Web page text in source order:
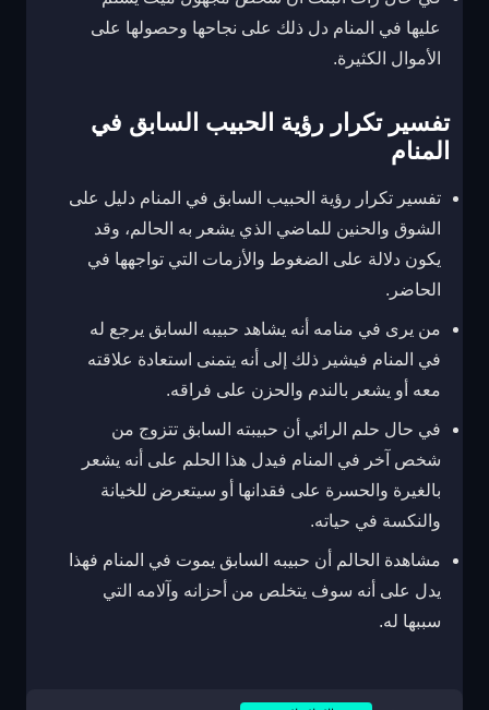
عليها في المنام دل ذلك على نجاحها وحصولها على
الأموال الكثيرة.
تفسير تكرار رؤية الحبيب السابق في
المنام
تفسير تكرار رؤية الحبيب السابق في المنام دليل على
الشوق والحنين للماضي الذي يشعر به الحالم، وقد
يكون دلالة على الضغوط والأزمات التي تواجهها في
الحاضر.
من يرى في منامه أنه يشاهد حبيبه السابق يرجع له
في المنام فيشير ذلك إلى أنه يتمنى استعادة علاقته
معه أو يشعر بالندم والحزن على فراقه.
في حال حلم الرائي أن حبيبته السابق تتزوج من
شخص آخر في المنام فيدل هذا الحلم على أنه يشعر
بالغيرة والحسرة على فقدانها أو سيتعرض للخيانة
والنكسة في حياته.
مشاهدة الحالم أن حبيبه السابق يموت في المنام فهذا
يدل على أنه سوف يتخلص من أحزانه وآلامه التي
سببها له.